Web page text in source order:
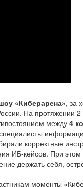
«Киберарена», за
На протяжении 2
между 4
корректные
ИБ-кейсов. При этом
держать себя,
моменты